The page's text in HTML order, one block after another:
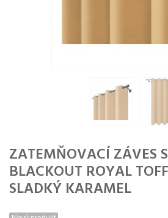
ZATEMŇOVACÍ ZÁVES
BLACKOUT ROYAL
SLADKÝ KARAMEL